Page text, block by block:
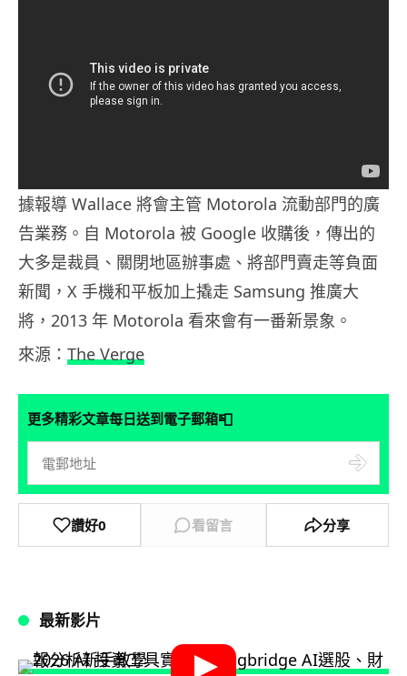
據報導 Wallace 將會主管 Motorola 流動部門的廣
告業務。自 Motorola 被 Google 收購後，傳出的
大多是裁員、關閉地區辦事處、將部門賣走等負面
新聞，X 手機和平板加上撬走 Samsung 推廣大
將，2013 年 Motorola 看來會有一番新景象。
來源： The Verge
更多精彩文章每日送到電子郵箱📮
讚好0 看留言 分享
最新影片